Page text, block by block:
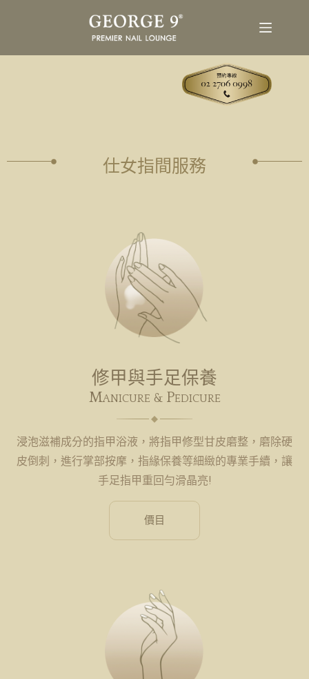
仕女指間服務
修甲與手足保養
Manicure & Pedicure
浸泡滋補成分的指甲浴液，將指甲修型甘皮磨整，磨除硬
皮倒刺，進行掌部按摩，指緣保養等細緻的專業手續，讓
手足指甲重回勻滑晶亮!
價目